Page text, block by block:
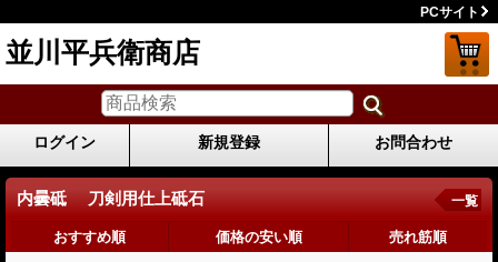
PCサイト
並川平兵衛商店
ログイン 新規登録 お問合わせ
内曇砥 刀剣用仕上砥石 一覧
おすすめ順 価格の安い順 売れ筋順